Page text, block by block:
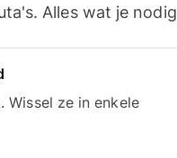
Alles wat je nodig
Wissel ze in enkele